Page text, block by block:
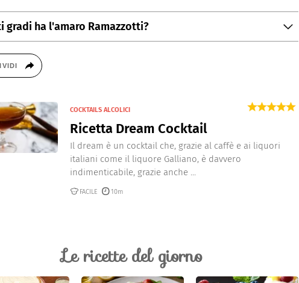
gradi ha l'amaro Ramazzotti?
COCKTAILS ALCOLICI
Ricetta Dream Cocktail
Il dream è un cocktail che, grazie al caffè e ai liquori
italiani come il liquore Galliano, è davvero
indimenticabile, grazie anche ...
FACILE 10m
Le ricette del giorno